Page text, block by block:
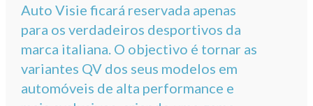
Auto Visie ficará reservada apenas
para os verdadeiros desportivos da
marca italiana. O objectivo é tornar as
variantes QV dos seus modelos em
automóveis de alta performance e